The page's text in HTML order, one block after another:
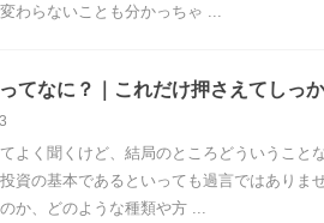
わらないことも分かっちゃ ...
てなに？｜これだけ押さえてしっ
よく聞くけど、結局のところどういうこと
資の基本であるといっても過言ではありま
か、どのような種類や方 ...